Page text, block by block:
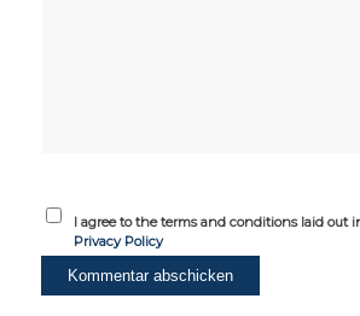
I agree to the terms and conditions laid out
Privacy Policy